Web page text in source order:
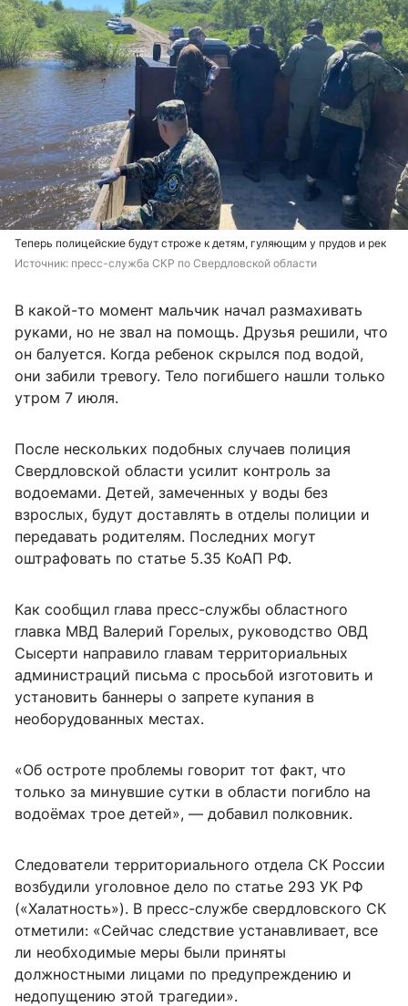
Теперь полицейские будут строже к детям, гуляющим у прудов и рек
Источник: пресс-служба СКР по Свердловской области
В какой-то момент мальчик начал размахивать
руками, но не звал на помощь. Друзья решили, что
он балуется. Когда ребенок скрылся под водой,
они забили тревогу. Тело погибшего нашли только
утром 7 июля.
После нескольких подобных случаев полиция
Свердловской области усилит контроль за
водоемами. Детей, замеченных у воды без
взрослых, будут доставлять в отделы полиции и
передавать родителям. Последних могут
оштрафовать по статье 5.35 КоАП РФ.
Как сообщил глава пресс-службы областного
главка МВД Валерий Горелых, руководство ОВД
Сысерти направило главам территориальных
администраций письма с просьбой изготовить и
установить баннеры о запрете купания в
необорудованных местах.
«Об остроте проблемы говорит тот факт, что
только за минувшие сутки в области погибло на
водоёмах трое детей», — добавил полковник.
Следователи территориального отдела СК России
возбудили уголовное дело по статье 293 УК РФ
(«Халатность»). В пресс-службе свердловского СК
отметили: «Сейчас следствие устанавливает, все
ли необходимые меры были приняты
должностными лицами по предупреждению и
недопущению этой трагедии».